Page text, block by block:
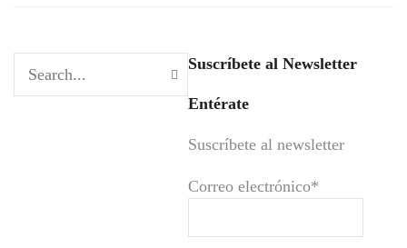
Suscríbete al Newsletter
Entérate
Suscríbete al newsletter
Correo electrónico*